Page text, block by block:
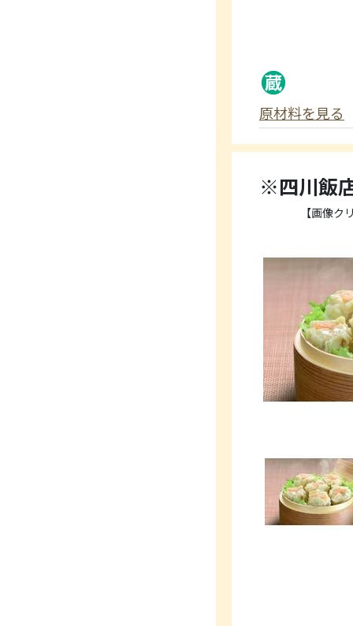
原材料を見る
※四川飯
【画像ク